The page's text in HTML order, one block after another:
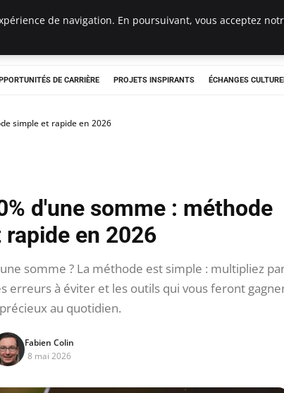
DE CARRIÈRE PROJETS INSPIRANTS ÉCHANGES
simple et rapide en 2026
d'une somme : méthode
en 2026
somme ? La méthode est simple : multipliez
erreurs à éviter et les outils qui vous feront
au quotidien.
Fabien Colin
8 mai 2026
de navigation. En poursuivant, vous acceptez